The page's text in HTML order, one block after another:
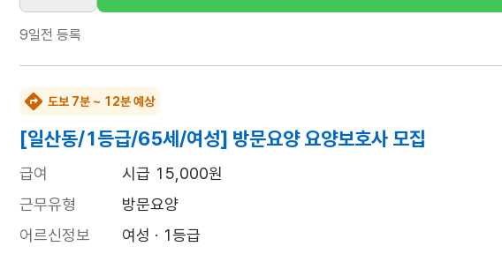
9일전 등록
도보 7분 ~ 12분 예상
[일산동/1등급/65세/여성] 방문요양 요양보호사 모집
급여
시급 15,000원
근무유형
방문요양
어르신정보
여성 · 1등급